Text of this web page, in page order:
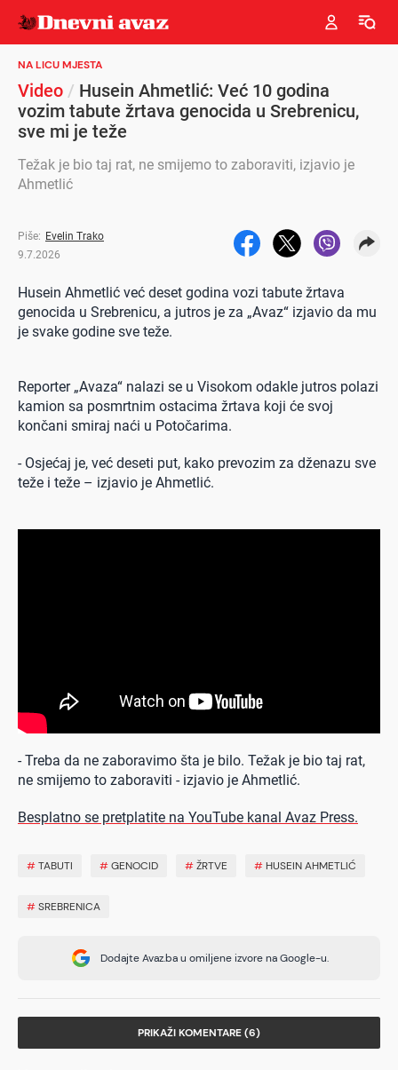
NA LICU MJESTA
Video / Husein Ahmetlić: Već 10 godina
vozim tabute žrtava genocida u Srebrenicu,
sve mi je teže
Težak je bio taj rat, ne smijemo to zaboraviti, izjavio je
Ahmetlić
Piše: Evelin Trako
9.7.2026
Husein Ahmetlić već deset godina vozi tabute žrtava
genocida u Srebrenicu, a jutros je za „Avaz“ izjavio da mu
je svake godine sve teže.
Reporter „Avaza“ nalazi se u Visokom odakle jutros polazi
kamion sa posmrtnim ostacima žrtava koji će svoj
končani smiraj naći u Potočarima.
- Osjećaj je, već deseti put, kako prevozim za dženazu sve
teže i teže – izjavio je Ahmetlić.
- Treba da ne zaboravimo šta je bilo. Težak je bio taj rat,
ne smijemo to zaboraviti - izjavio je Ahmetlić.
Besplatno se pretplatite na YouTube kanal Avaz Press.
#TABUTI #GENOCID #ŽRTVE # HUSEIN AHMETLIĆ
#SREBRENICA
Dodajte Avaz.ba u omiljene izvore na Google-u.
PRIKAŽI KOMENTARE (6)